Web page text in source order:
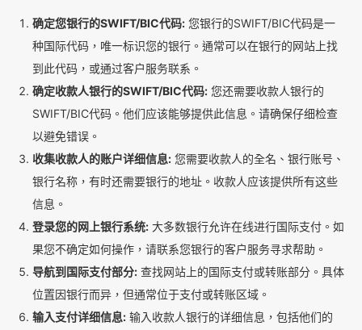
确定您银行的SWIFT/BIC代码: 您银行的SWIFT/BIC代码是一
种国际代码，唯一标识您的银行。通常可以在银行的网站上找
到此代码，或通过客户服务联系。
确定收款人银行的SWIFT/BIC代码: 您还需要收款人银行的
SWIFT/BIC代码。他们应该能够提供此信息。请确保仔细检查
以避免错误。
收集收款人的账户详细信息: 您需要收款人的全名、银行账号、
银行名称，有时还需要银行的地址。收款人应该提供所有这些
信息。
登录您的网上银行系统: 大多数银行允许在线进行国际支付。如
果您不确定如何操作，请联系您银行的客户服务寻求帮助。
导航到国际支付部分: 查找网站上的国际支付或转账部分。具体
位置因银行而异，但通常位于支付或转账区域。
输入支付详细信息: 输入收款人银行的详细信息，包括他们的